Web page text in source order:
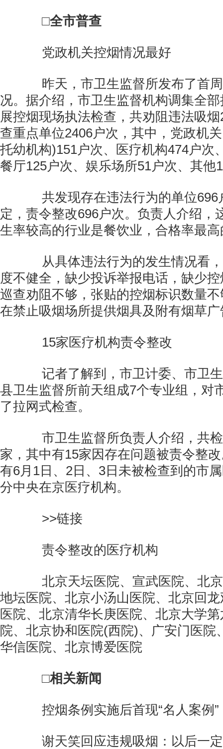
□全市普查
党政机关控烟情况最好
昨天，市卫生监督所发布了首周
况。据介绍，市卫生监督机构调集全
展控烟现场执法检查，共劝阻违法吸
查重点单位2406户次，其中，党政机
托幼机构)151户次、医疗机构474户次
餐厅125户次、娱乐场所51户次、其他
共发现存在违法行为的单位696
定，责令整改696户次。负责人介绍，
生率较高的行业是餐饮业，合格率最
从具体违法行为的发生情况看，
度不健全，缺少投诉举报电话，缺少
巡查劝阻不够，张贴的控烟标识数量
在禁止吸烟场所提供烟具及附有烟草
15家医疗机构责令整改
记者了解到，市卫计委、市卫生
县卫生监督所前天组成7个专业组，对
了拉网式检查。
市卫生监督所负责人介绍，共检
家，其中有15家因存在问题被责令整
有6月1日、2日、3日未被检查到的市
分中央在京医疗机构。
>>链接
责令整改的医疗机构
北京天坛医院、宣武医院、北京
地坛医院、北京小汤山医院、北京回
医院、北京清华长庚医院、北京大学
院、北京协和医院(西院)、广安门医院
华信医院、北京博爱医院
□相关新闻
控烟条例实施后首现“名人案例”
谢天笑回应违规吸烟：以后一